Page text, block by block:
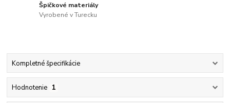
Špičkové materiály
Vyrobené v Turecku
Kompletné špecifikácie
Hodnotenie 1